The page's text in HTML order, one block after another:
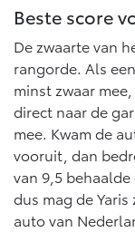
BATTERIJ-
Vanaf € 37.995,-
bZ4X
BATTERIJ-
Connected
MyToyota login
MyToyota App
Abonnementen
Multimedia
Connected check
Navigatie
Beste score
De zwaarte van
rangorde. Als
minst zwaar
direct naar de
mee. Kwam de
vooruit, dan
van 9,5 behaalde
dus mag de
auto van